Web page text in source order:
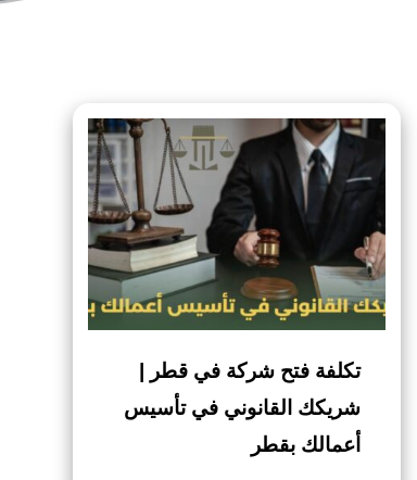
تكلفة فتح شركة في قطر |
شريكك القانوني في تأسيس
أعمالك بقطر